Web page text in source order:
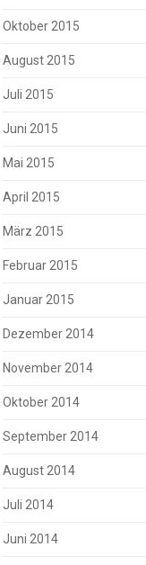
Oktober 2015
August 2015
Juli 2015
Juni 2015
Mai 2015
April 2015
März 2015
Februar 2015
Januar 2015
Dezember 2014
November 2014
Oktober 2014
September 2014
August 2014
Juli 2014
Juni 2014